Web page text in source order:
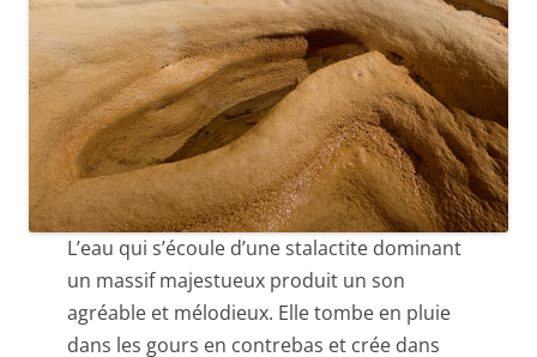
L’eau qui s’écoule d’une stalactite dominant
un massif majestueux produit un son
agréable et mélodieux. Elle tombe en pluie
dans les gours en contrebas et crée dans